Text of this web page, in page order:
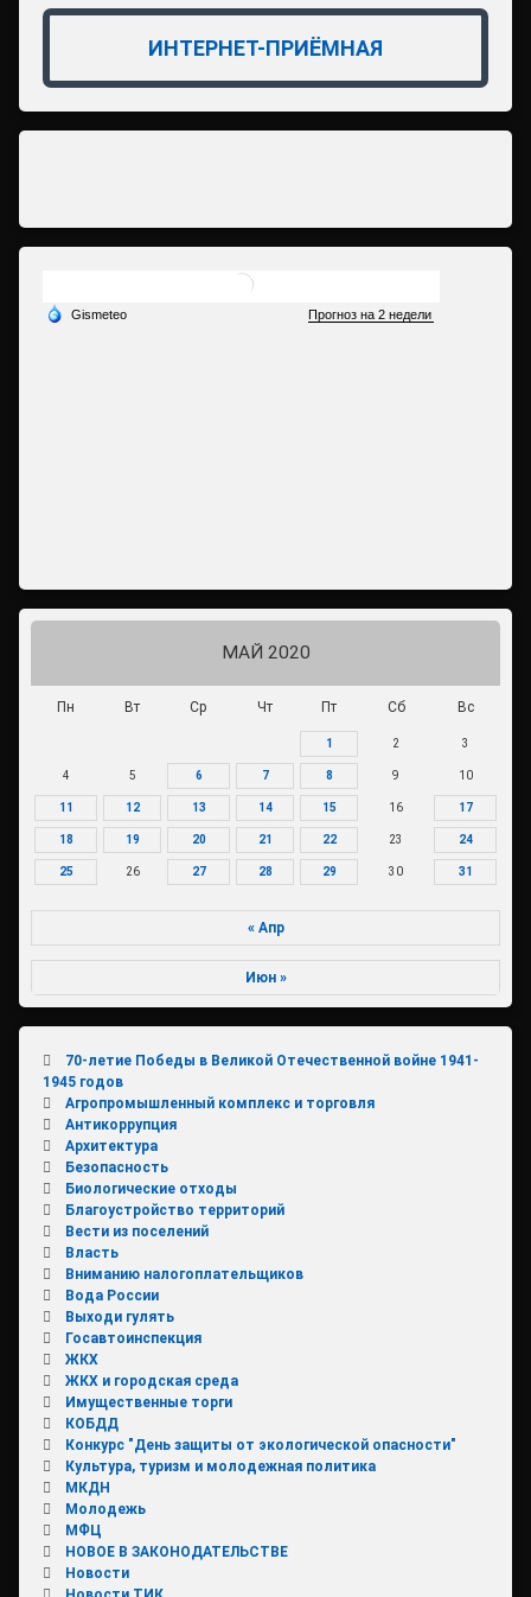
ИНТЕРНЕТ-ПРИЁМНАЯ
МАЙ 2020
Пн Вт Ср Чт Пт Сб Вс
1 2 3
4 5 6 7 8 9 10
11 12 13 14 15 16 17
18 19 20 21 22 23 24
25 26 27 28 29 30 31
« Апр
Июн »
70-летие Победы в Великой Отечественной войне 1941-
1945 годов
Агропромышленный комплекс и торговля
Антикоррупция
Архитектура
Безопасность
Биологические отходы
Благоустройство территорий
Вести из поселений
Власть
Вниманию налогоплательщиков
Вода России
Выходи гулять
Госавтоинспекция
ЖКХ
ЖКХ и городская среда
Имущественные торги
КОБДД
Конкурс "День защиты от экологической опасности"
Культура, туризм и молодежная политика
МКДН
Молодежь
МФЦ
НОВОЕ В ЗАКОНОДАТЕЛЬСТВЕ
Новости